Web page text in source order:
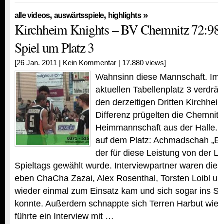
alle videos, auswärtsspiele, highlights»
Kirchheim Knights – BV Chemnitz
Spiel um Platz 3
[26 Jan. 2011 | Kein Kommentar | 17.880 views]
Wahnsinn diese Mannschaft.
aktuellen Tabellenplatz 3
den derzeitigen Dritten
Differenz prügelten die
Heimmannschaft aus der
auf dem Platz: Achmadschah
der für diese Leistung von der
Spieltags gewählt wurde. Interviewpartner waren
eben ChaCha Zazai, Alex Rosenthal, Torsten Loibl
wieder einmal zum Einsatz kam und sich sogar ins
konnte. Außerdem schnappte sich Terren Harbut
führte ein Interview mit …